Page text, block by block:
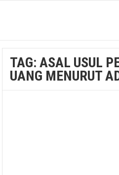
TAG:ASAL USUL
UANG MENURUT